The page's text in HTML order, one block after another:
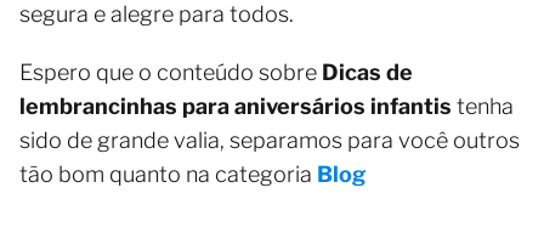
segura e alegre para todos.
Espero que o conteúdo sobre Dicas de
lembrancinhas para aniversários infantis tenha
sido de grande valia, separamos para você outros
tão bom quanto na categoria Blog